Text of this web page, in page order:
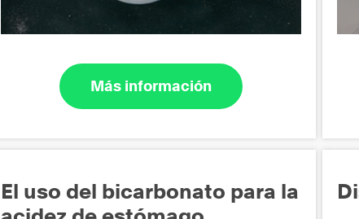
Más información
El uso del bicarbonato para la